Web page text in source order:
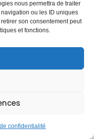
nous permettra de traiter
ou les ID uniques
son consentement peut
et fonctions.
confidentialité